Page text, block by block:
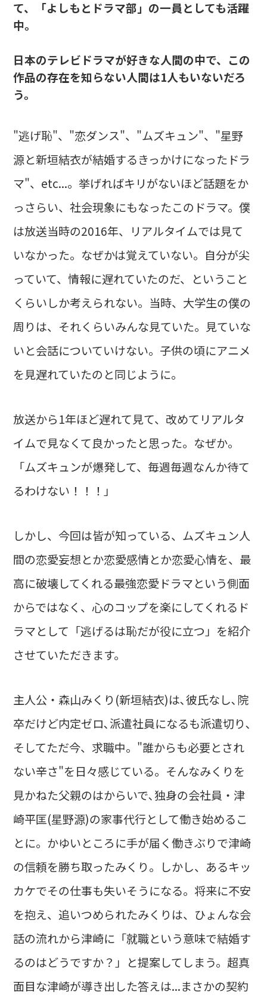
て、「よしもとドラマ部」の一員としても活躍
中。
日本のテレビドラマが好きな人間の中で、この
作品の存在を知らない人間は1人もいないだろ
う。
"逃げ恥"、"恋ダンス"、"ムズキュン"、"星野
源と新垣結衣が結婚するきっかけになったドラ
マ"、etc...。挙げればキリがないほど話題をか
っさらい、社会現象にもなったこのドラマ。僕
は放送当時の2016年、リアルタイムでは見て
いなかった。なぜかは覚えていない。自分が尖
っていて、情報に遅れていたのだ、ということ
くらいしか考えられない。当時、大学生の僕の
周りは、それくらいみんな見ていた。見ていな
いと会話についていけない。子供の頃にアニメ
を見遅れていたのと同じように。
放送から1年ほど遅れて見て、改めてリアルタ
イムで見なくて良かったと思った。なぜか。
「ムズキュンが爆発して、毎週毎週なんか待て
るわけない！！！」
しかし、今回は皆が知っている、ムズキュン人
間の恋愛妄想とか恋愛感情とか恋愛心情を、最
高に破壊してくれる最強恋愛ドラマという側面
からではなく、心のコップを楽にしてくれるド
ラマとして「逃げるは恥だが役に立つ」を紹介
させていただきます。
主人公・森山みくり(新垣結衣)は､彼氏なし､院
卒だけど内定ゼロ､派遣社員になるも派遣切り､
そしてただ今、求職中。"誰からも必要とされ
ない辛さ"を日々感じている。そんなみくりを
見かねた父親のはからいで､独身の会社員・津
崎平匡(星野源)の家事代行として働き始めるこ
とに。かゆいところに手が届く働きぶりで津崎
の信頼を勝ち取ったみくり。しかし、あるキッ
カケでその仕事も失いそうになる。将来に不安
を抱え、追いつめられたみくりは、ひょんな会
話の流れから津崎に「就職という意味で結婚す
るのはどうですか？」と提案してしまう。超真
面目な津崎が導き出した答えは...まさかの契約